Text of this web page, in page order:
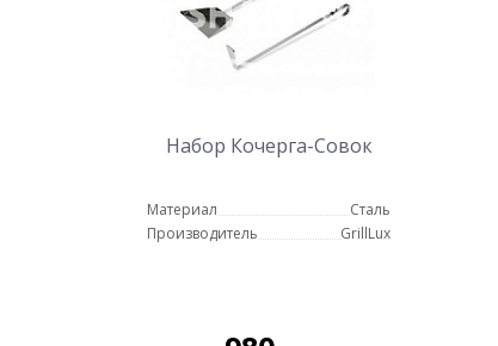
Набор Кочерга-Совок
Материал
Сталь
Производитель
GrillLux